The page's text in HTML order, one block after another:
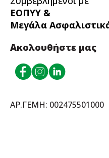
ΕΟΠΥΥ &
Μεγάλα
Ακολουθήστε μας
ΑΡ.ΓΕΜΗ: 002475501000